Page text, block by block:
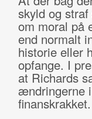
skyld og
om moral på
end normalt
historie eller
opfange. I
at Richards
ændringerne
finanskrakket.